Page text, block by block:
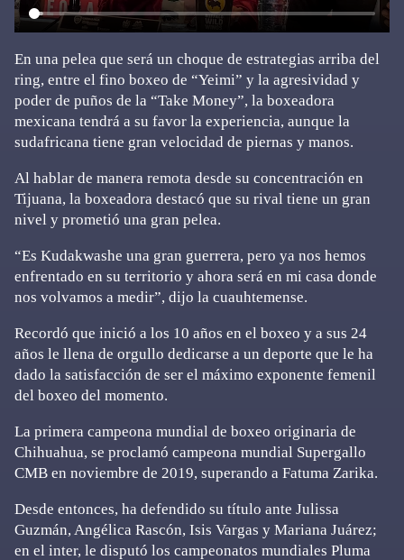
En una pelea que será un choque de estrategias arriba del
ring, entre el fino boxeo de “Yeimi” y la agresividad y
poder de puños de la “Take Money”, la boxeadora
mexicana tendrá a su favor la experiencia, aunque la
sudafricana tiene gran velocidad de piernas y manos.
Al hablar de manera remota desde su concentración en
Tijuana, la boxeadora destacó que su rival tiene un gran
nivel y prometió una gran pelea.
“Es Kudakwashe una gran guerrera, pero ya nos hemos
enfrentado en su territorio y ahora será en mi casa donde
nos volvamos a medir”, dijo la cuauhtemense.
Recordó que inició a los 10 años en el boxeo y a sus 24
años le llena de orgullo dedicarse a un deporte que le ha
dado la satisfacción de ser el máximo exponente femenil
del boxeo del momento.
La primera campeona mundial de boxeo originaria de
Chihuahua, se proclamó campeona mundial Supergallo
CMB en noviembre de 2019, superando a Fatuma Zarika.
Desde entonces, ha defendido su título ante Julissa
Guzmán, Angélica Rascón, Isis Vargas y Mariana Juárez;
en el inter, le disputó los campeonatos mundiales Pluma